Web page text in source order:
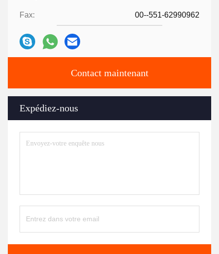
Fax: 00--551-62990962
Contact maintenant
Expédiez-nous